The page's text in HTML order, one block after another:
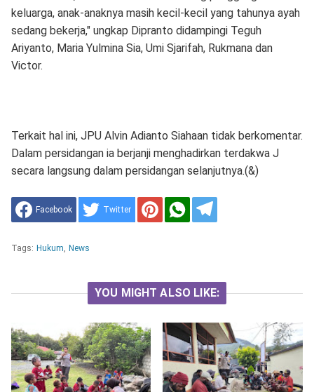
keluarga, anak-anaknya masih kecil-kecil yang tahunya ayah
sedang bekerja," ungkap Dipranto didampingi Teguh
Ariyanto, Maria Yulmina Sia, Umi Sjarifah, Rukmana dan
Victor.
Terkait hal ini, JPU Alvin Adianto Siahaan tidak berkomentar.
Dalam persidangan ia berjanji menghadirkan terdakwa J
secara langsung dalam persidangan selanjutnya.(&)
Facebook Twitter
Tags: Hukum, News
YOU MIGHT ALSO LIKE: